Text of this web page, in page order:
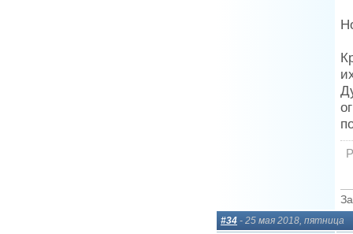
#34 - 25 мая 2018, пятница